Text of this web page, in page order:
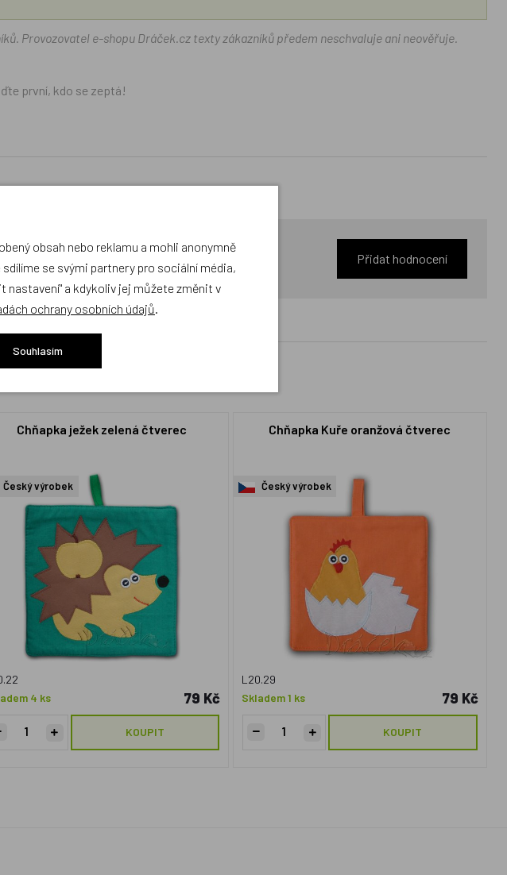
Provozovatel e-shopu Dráček.cz texty zákazníků předem neschvaluje ani neověřuje.
první, kdo se zeptá!
Přidat hodnocení
Chňapka ježek zelená čtverec
Český výrobek
4 ks
79 Kč
KOUPIT
Chňapka Kuře oranžová čtverec
Český výrobek
L20.29
Skladem 1 ks
79 Kč
KOUPIT
obsah nebo reklamu a mohli anonymně
se svými partnery pro sociální média,
nastavení" a kdykoliv jej můžete změnit v
ochrany osobních údajů.
Souhlasím